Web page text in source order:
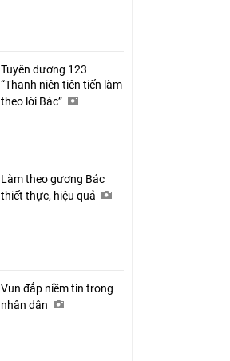
Tuyên dương 123
“Thanh niên tiên tiến làm
theo lời Bác”
Làm theo gương Bác
thiết thực, hiệu quả
Vun đắp niềm tin trong
nhân dân